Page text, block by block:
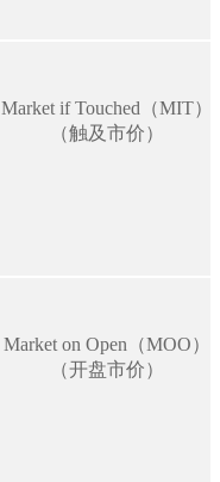
Market if Touched（MIT）
（触及市价）
Market on Open（MOO）
（开盘市价）